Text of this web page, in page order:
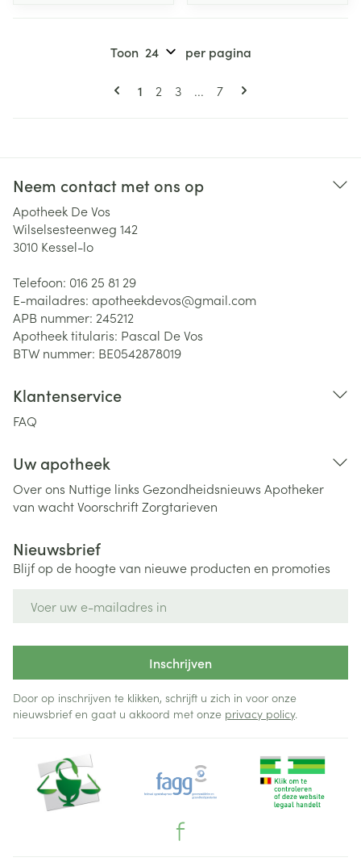
Pagina's
U lees momenteel pagina
1 Pagina
2 Pagina
3 ... Pagina
7
Toon per pagina
Neem contact met ons op
Apotheek De Vos
Wilselsesteenweg 142
3010 Kessel-lo
Telefoon: 016 25 81 29
E-mailadres: apotheekdevos@gmail.com
APB nummer: 245212
Apotheek titularis: Pascal De Vos
BTW nummer: BE0542878019
Klantenservice
FAQ
Uw apotheek
Over ons Nuttige links Gezondheidsnieuws Apotheker
van wachtVoorschriftZorgtarieven
Nieuwsbrief
Blijf op de hoogte van nieuwe producten en promoties
Inschrijven
Door op inschrijven te klikken, schrijft u zich in voor onze
nieuwsbrief en gaat u akkoord met onze privacy policy.